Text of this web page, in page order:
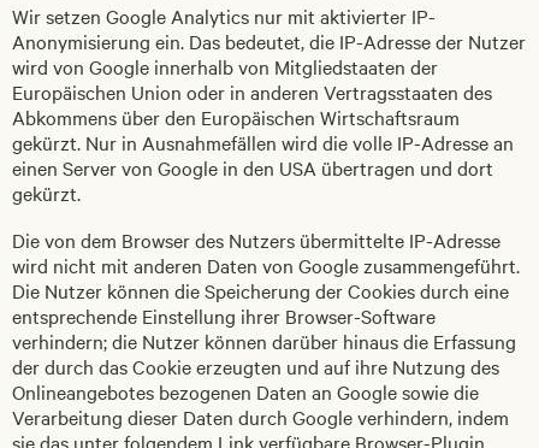
Wir setzen Google Analytics nur mit aktivierter IP-
Anonymisierung ein. Das bedeutet, die IP-Adresse der Nutzer
wird von Google innerhalb von Mitgliedstaaten der
Europäischen Union oder in anderen Vertragsstaaten des
Abkommens über den Europäischen Wirtschaftsraum
gekürzt. Nur in Ausnahmefällen wird die volle IP-Adresse an
einen Server von Google in den USA übertragen und dort
gekürzt.
Die von dem Browser des Nutzers übermittelte IP-Adresse
wird nicht mit anderen Daten von Google zusammengeführt.
Die Nutzer können die Speicherung der Cookies durch eine
entsprechende Einstellung ihrer Browser-Software
verhindern; die Nutzer können darüber hinaus die Erfassung
der durch das Cookie erzeugten und auf ihre Nutzung des
Onlineangebotes bezogenen Daten an Google sowie die
Verarbeitung dieser Daten durch Google verhindern, indem
sie das unter folgendem Link verfügbare Browser-Plugin